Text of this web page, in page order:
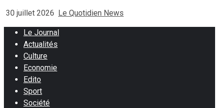
30 juillet 2026 Le Quotidien News
Le Journal
Actualités
Culture
Economie
Edito
Sport
Société